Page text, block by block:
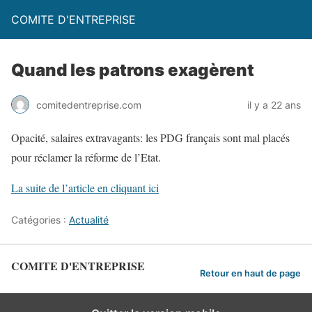
COMITE D'ENTREPRISE
Quand les patrons exagèrent
comitedentreprise.com il y a 22 ans
Opacité, salaires extravagants: les PDG français sont mal placés
pour réclamer la réforme de l’Etat.
La suite de l’article en cliquant ici
Catégories : Actualité
COMITE D'ENTREPRISE Retour en haut de page